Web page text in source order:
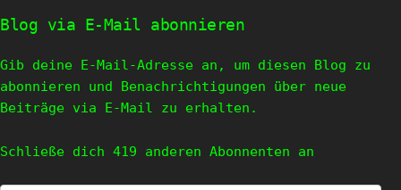
Blog via E-Mail abonnieren
Gib deine E-Mail-Adresse an, um diesen Blog zu
abonnieren und Benachrichtigungen über neue
Beiträge via E-Mail zu erhalten.
Schließe dich 419 anderen Abonnenten an